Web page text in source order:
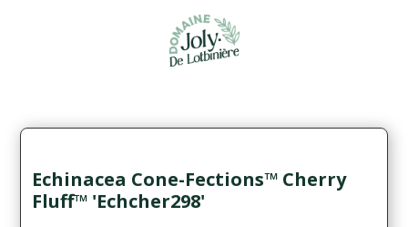
Echinacea Cone-Fections™ Cherry
Fluff™ 'Echcher298'